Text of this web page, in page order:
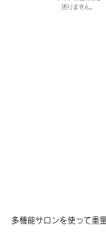
困りません。
多機能サロンを使って重